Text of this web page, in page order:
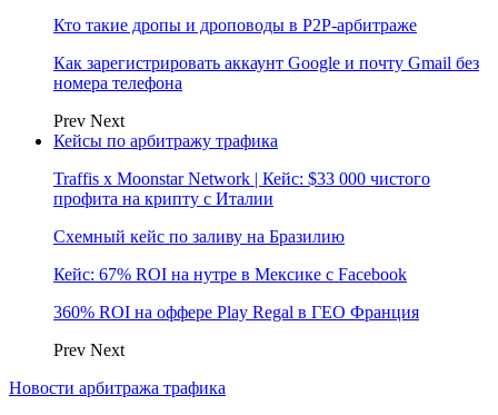
Кто такие дропы и дроповоды в P2P-арбитраже
Как зарегистрировать аккаунт Google и почту Gmail без
номера телефона
Prev Next
Кейсы по арбитражу трафика
Traffis x Moonstar Network | Кейс: $33 000 чистого
профита на крипту с Италии
Схемный кейс по заливу на Бразилию
Кейс: 67% ROI на нутре в Мексике с Facebook
360% ROI на оффере Play Regal в ГЕО Франция
Prev Next
Новости арбитража трафика